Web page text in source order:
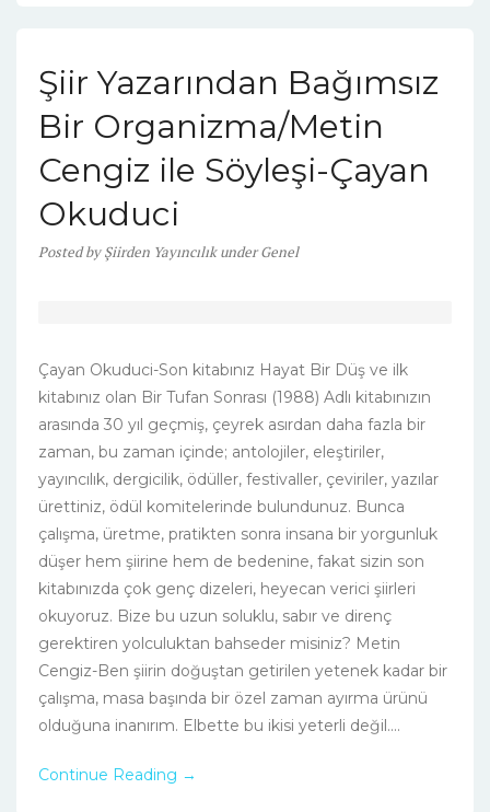
Şiir Yazarından Bağımsız
Bir Organizma/Metin
Cengiz ile Söyleşi-Çayan
Okuduci
PostedbyŞiirden Yayıncılık underGenel
Çayan Okuduci-Son kitabınız Hayat Bir Düş ve ilk
kitabınız olan Bir Tufan Sonrası (1988) Adlı kitabınızın
arasında 30 yıl geçmiş, çeyrek asırdan daha fazla bir
zaman, bu zaman içinde; antolojiler, eleştiriler,
yayıncılık, dergicilik, ödüller, festivaller, çeviriler, yazılar
ürettiniz, ödül komitelerinde bulundunuz. Bunca
çalışma, üretme, pratikten sonra insana bir yorgunluk
düşer hem şiirine hem de bedenine, fakat sizin son
kitabınızda çok genç dizeleri, heyecan verici şiirleri
okuyoruz. Bize bu uzun soluklu, sabır ve direnç
gerektiren yolculuktan bahseder misiniz? Metin
Cengiz-Ben şiirin doğuştan getirilen yetenek kadar bir
çalışma, masa başında bir özel zaman ayırma ürünü
olduğuna inanırım. Elbette bu ikisi yeterli değil....
Continue Reading →